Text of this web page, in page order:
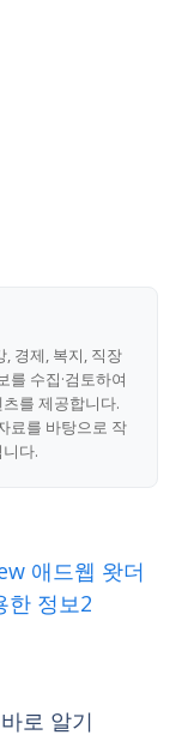
경제, 복지, 직장
를 수집·검토하여
를 제공합니다.
료를 바탕으로 작
다.
애드웹 왓더
한 정보2
로 알기